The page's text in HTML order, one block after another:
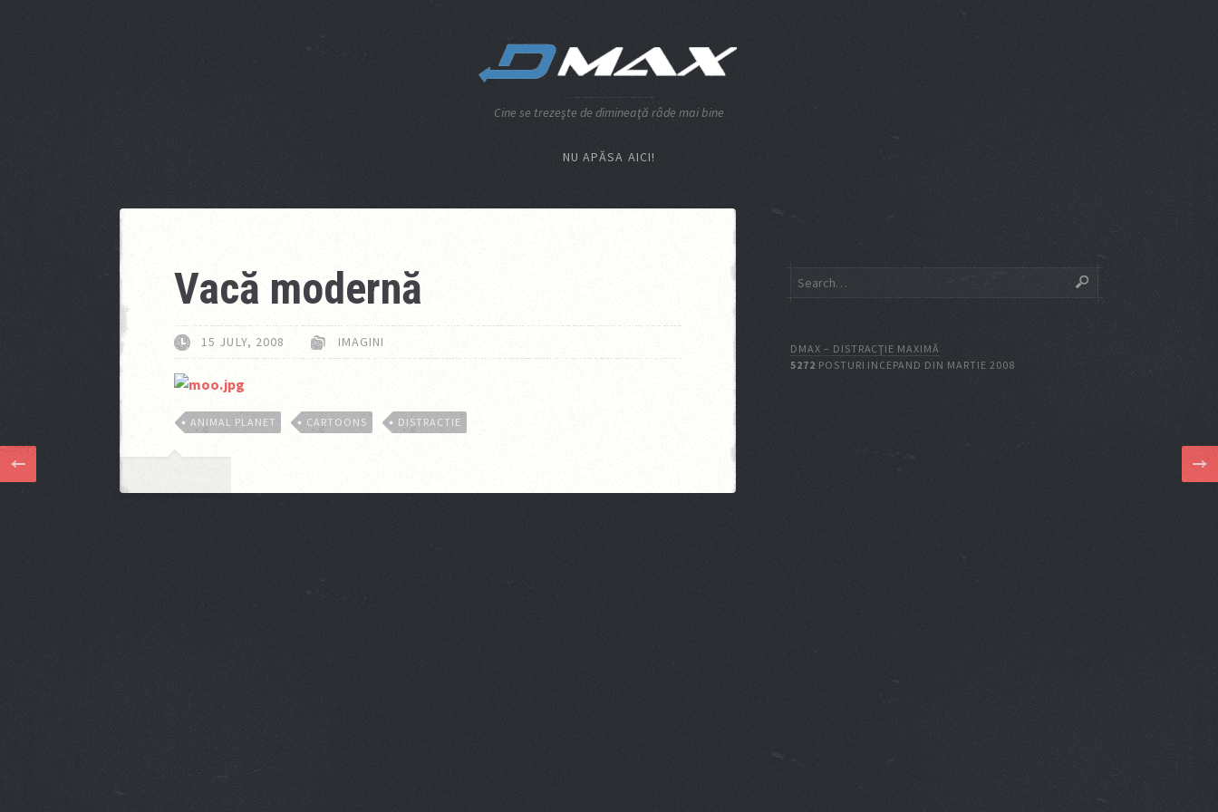
Cine se trezeşte de dimineaţă râde mai bine
NU APĂSA AICI!
Vacă modernă
15 JULY, 2008 IMAGINI
ANIMAL PLANET CARTOONS DISTRACTIE
DMAX – DISTRACŢIE MAXIMĂ
5272 POSTURI INCEPAND DIN MARTIE 2008